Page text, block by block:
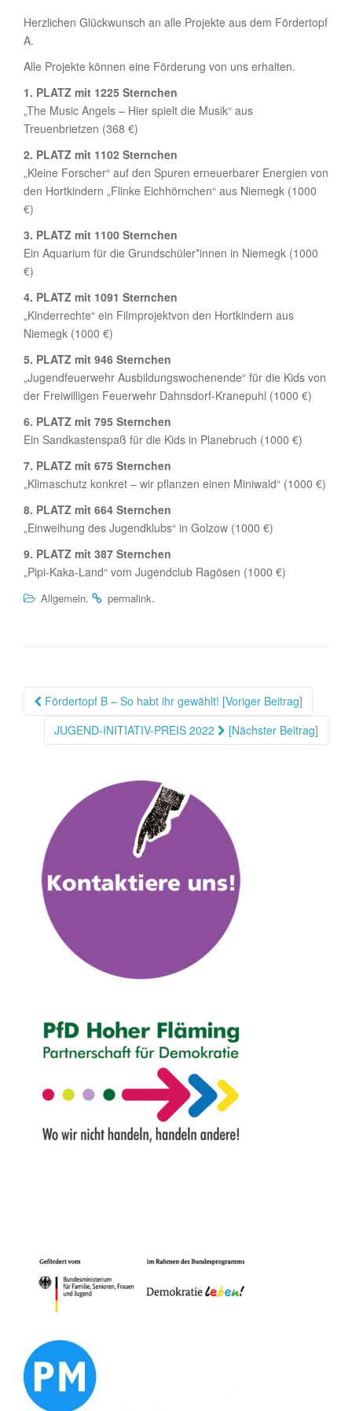
Herzlichen Glückwunsch an alle Projekte aus dem Fördertopf
A.
Alle Projekte können eine Förderung von uns erhalten.
1. PLATZ mit 1225 Sternchen
„The Music Angels – Hier spielt die Musik“ aus
Treuenbrietzen (368 €)
2. PLATZ mit 1102 Sternchen
„Kleine Forscher“ auf den Spuren erneuerbarer Energien von
den Hortkindern „Flinke Eichhörnchen“ aus Niemegk (1000
€)
3. PLATZ mit 1100 Sternchen
Ein Aquarium für die Grundschüler*innen in Niemegk (1000
€)
4. PLATZ mit 1091 Sternchen
„Kinderrechte“ ein Filmprojektvon den Hortkindern aus
Niemegk (1000 €)
5. PLATZ mit 946 Sternchen
„Jugendfeuerwehr Ausbildungswochenende“ für die Kids von
der Freiwilligen Feuerwehr Dahnsdorf-Kranepuhl (1000 €)
6. PLATZ mit 795 Sternchen
Ein Sandkastenspaß für die Kids in Planebruch (1000 €)
7. PLATZ mit 675 Sternchen
„Klimaschutz konkret – wir pflanzen einen Miniwald“ (1000 €)
8. PLATZ mit 664 Sternchen
„Einweihung des Jugendklubs“ in Golzow (1000 €)
9. PLATZ mit 387 Sternchen
„Pipi-Kaka-Land“ vom Jugendclub Ragösen (1000 €)
Allgemein. permalink.
Beitragsnavigation
Fördertopf B – So habt ihr gewählt! [Voriger Beitrag]
JUGEND-INITIATIV-PREIS 2022
[Nächster Beitrag]